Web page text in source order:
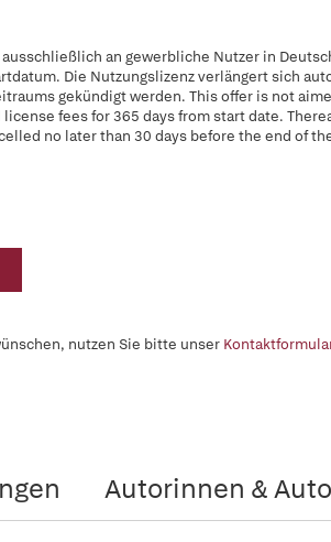
an gewerbliche Nutzer in
Die Nutzungslizenz verlängert sich
gekündigt werden. This offer is not
fees for 365 days from start date.
no later than 30 days before the end of
nutzen Sie bitte unser
Autorinnen &